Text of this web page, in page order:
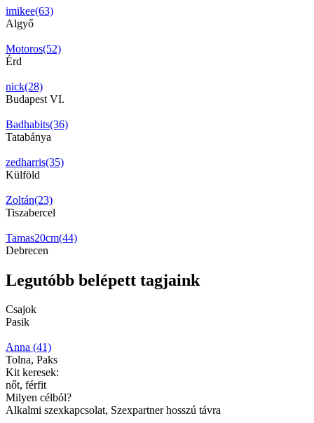
imikee(63)
Algyő
Motoros(52)
Érd
nick(28)
Budapest VI.
Badhabits(36)
Tatabánya
zedharris(35)
Külföld
Zoltán(23)
Tiszabercel
Tamas20cm(44)
Debrecen
Legutóbb belépett tagjaink
Csajok
Pasik
Anna (41)
Tolna, Paks
Kit keresek:
nőt, férfit
Milyen célból?
Alkalmi szexkapcsolat, Szexpartner hosszú távra